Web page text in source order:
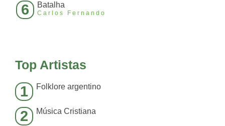
6 Batalha
Carlos Fernando
Top Artistas
1 Folklore argentino
2 Música Cristiana